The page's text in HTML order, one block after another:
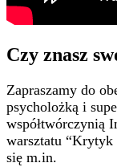
Czy znasz
Zapraszamy do
psycholożką i
współtwórczynią
warsztatu
się m.in.